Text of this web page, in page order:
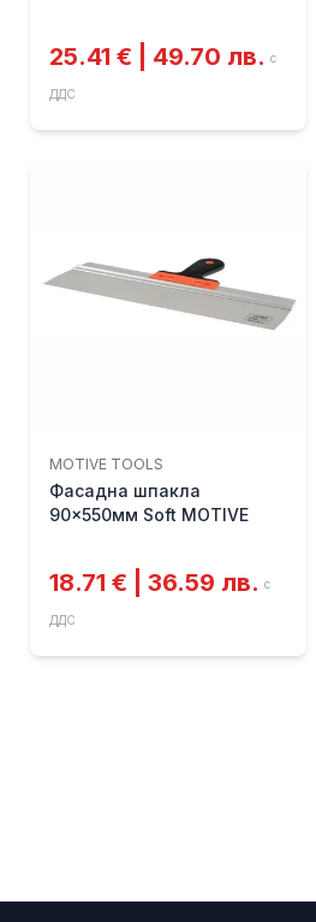
25.41 € | 49.70 лв. с
ДДС
MOTIVE TOOLS
Фасадна шпакла
90x550мм Soft MOTIVE
18.71 € | 36.59 лв. с
ДДС